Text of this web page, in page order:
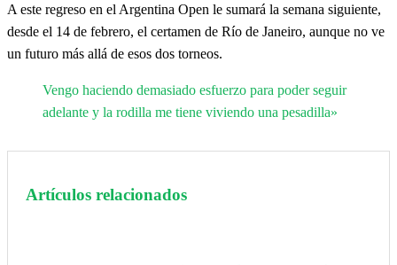
A este regreso en el Argentina Open le sumará la semana siguiente,
desde el 14 de febrero, el certamen de Río de Janeiro, aunque no ve
un futuro más allá de esos dos torneos.
Vengo haciendo demasiado esfuerzo para poder seguir
adelante y la rodilla me tiene viviendo una pesadilla»
Artículos relacionados